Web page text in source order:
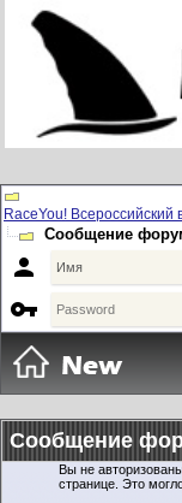
RaceYou!
Сообщение


Сообщение
Вы не
странице. Это